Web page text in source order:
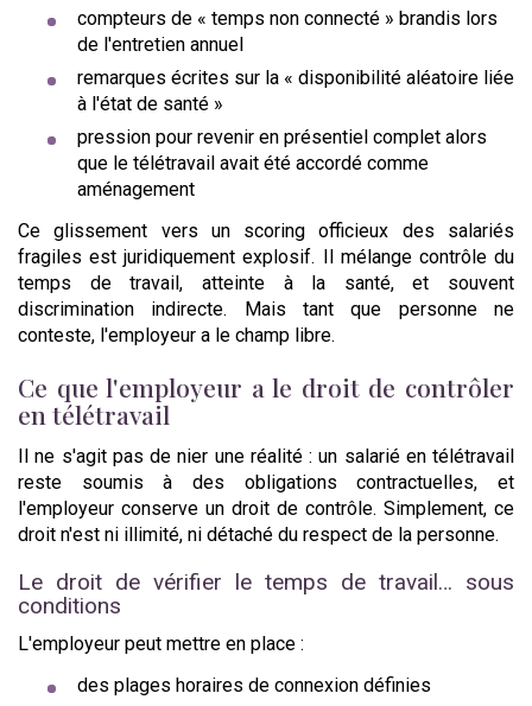
compteurs de « temps non connecté » brandis lors
de l'entretien annuel
remarques écrites sur la « disponibilité aléatoire liée
à l'état de santé »
pression pour revenir en présentiel complet alors
que le télétravail avait été accordé comme
aménagement
Ce glissement vers un scoring officieux des salariés
fragiles est juridiquement explosif. Il mélange contrôle du
temps de travail, atteinte à la santé, et souvent
discrimination indirecte. Mais tant que personne ne
conteste, l'employeur a le champ libre.
Ce que l'employeur a le droit de contrôler
en télétravail
Il ne s'agit pas de nier une réalité : un salarié en télétravail
reste soumis à des obligations contractuelles, et
l'employeur conserve un droit de contrôle. Simplement, ce
droit n'est ni illimité, ni détaché du respect de la personne.
Le droit de vérifier le temps de travail… sous
conditions
L'employeur peut mettre en place :
des plages horaires de connexion définies